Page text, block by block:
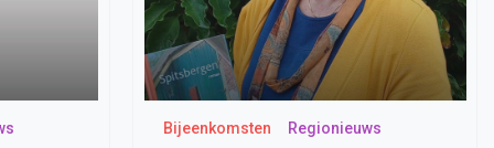
Bijeenkomsten Regionieuws